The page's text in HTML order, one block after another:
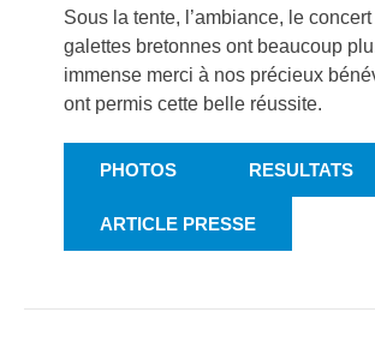
Sous la tente, l’ambiance, le
galettes bretonnes ont beaucoup
immense merci à nos précieux
ont permis cette belle réussite.
PHOTOS RESULTATS
ARTICLE PRESSE